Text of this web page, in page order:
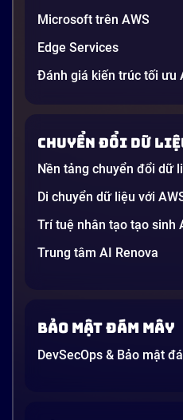
Generative AI là gì?
và ứng dụng cho
Nam 2026
Gần đây, bạn có thể nghe
startup công nghệ. Vấn
dường như chỉ được viết
người […]
21 phút
Microsoft trên AWS
Edge Services
Đánh giá kiến trúc tối ưu
Chuyển đổi dữ
Nền tảng chuyển đổi dữ
Di chuyển dữ liệu với
Trí tuệ nhân tạo tạo sinh
Trung tâm AI Renova
Bảo mật đám mây
DevSecOps & Bảo mật